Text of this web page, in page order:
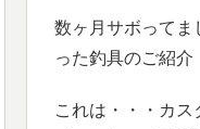
数ヶ月サボってま
った釣具のご紹介
これは・・・カ